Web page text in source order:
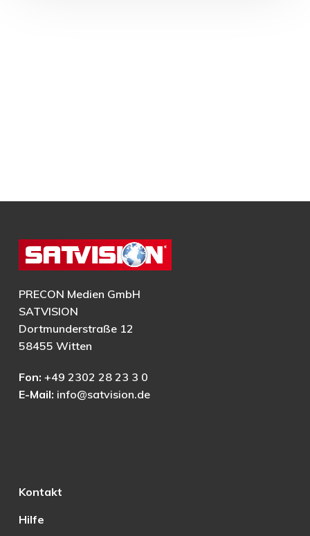
PRECON Medien GmbH
SATVISION
Dortmunderstraße 12
58455 Witten
Fon: +49 2302 28 23 3 0
E-Mail: info@satvision.de
Kontakt
Hilfe